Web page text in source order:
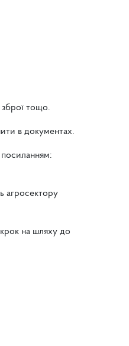
зброї тощо.
в документах.
посиланням:
агросектору
на шляху до